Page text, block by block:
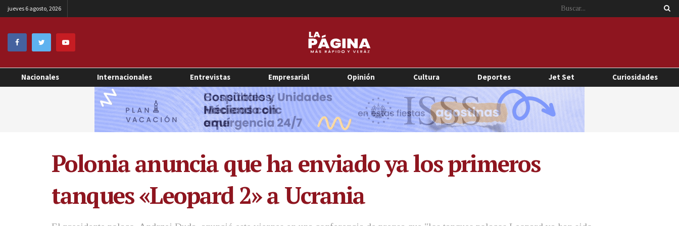
jueves 6 agosto, 2026
Nacionales Internacionales Entrevistas Empresarial Opinión Cultura Deportes Jet Set Curiosidades
Polonia anuncia que ha enviado ya los primeros
tanques «Leopard 2» a Ucrania